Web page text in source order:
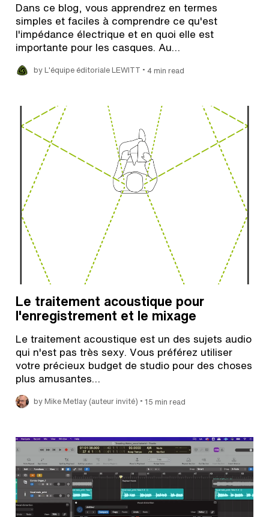
Dans ce blog, vous apprendrez en termes
simples et faciles à comprendre ce qu'est
l'impédance électrique et en quoi elle est
importante pour les casques. Au…
by L'équipe éditoriale LEWITT • 4 min read
Le traitement acoustique pour
l'enregistrement et le mixage
Le traitement acoustique est un des sujets audio
qui n'est pas très sexy. Vous préférez utiliser
votre précieux budget de studio pour des choses
plus amusantes…
by Mike Metlay (auteur invité) • 15 min read